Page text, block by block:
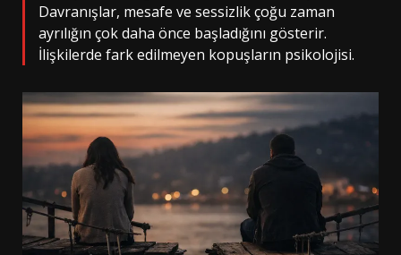
Davranışlar, mesafe ve sessizlik çoğu zaman
ayrılığın çok daha önce başladığını gösterir.
İlişkilerde fark edilmeyen kopuşların psikolojisi.